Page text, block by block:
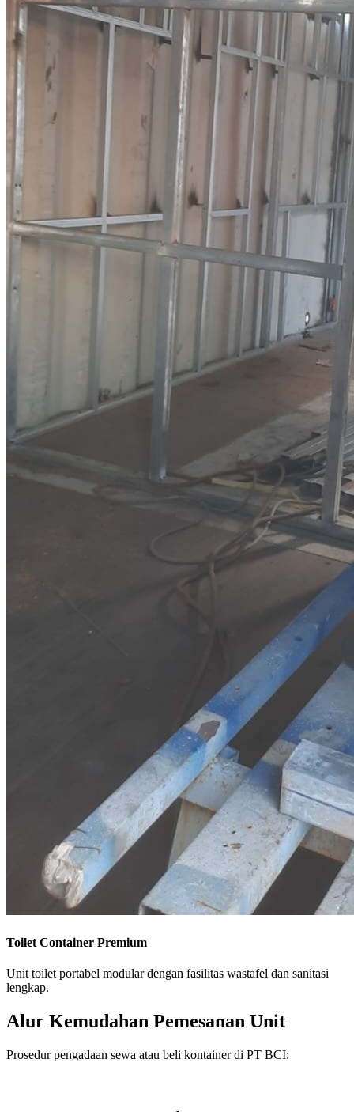
Toilet Container Premium
Unit toilet portabel modular dengan fasilitas wastafel dan sanitasi
lengkap.
Alur Kemudahan Pemesanan Unit
Prosedur pengadaan sewa atau beli kontainer di PT BCI: